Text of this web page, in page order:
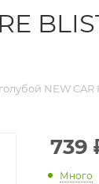
NEW
739
Много